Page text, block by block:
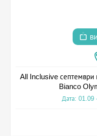
All Inclusive септември
Bianco
Дата: